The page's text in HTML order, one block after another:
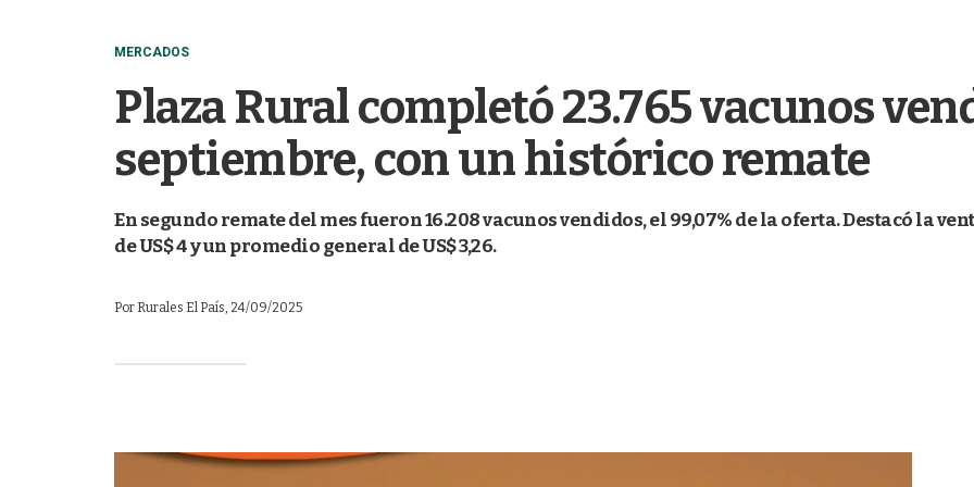
MERCADOS
Plaza Rural completó 23.765 vacunos
septiembre, con un histórico remate
En segundo remate del mes fueron 16.208 vacunos vendidos, el 99,07% de la oferta. Destacó la
de US$ 4 y un promedio general de US$ 3,26.
Por Rurales El País, 24/09/2025